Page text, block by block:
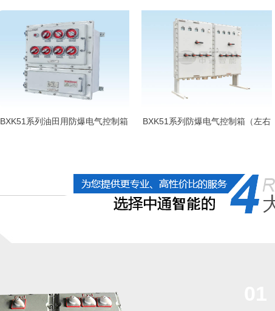
BXK51系列油田用防爆电气控制箱
BXK51系列防爆电气控制箱（左右